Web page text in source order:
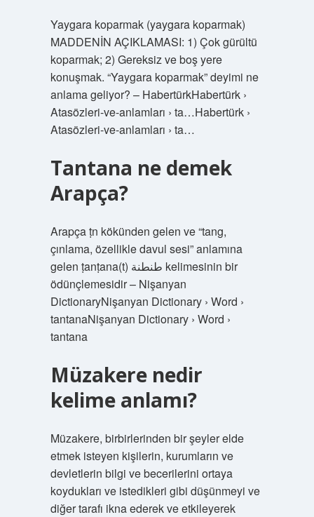
Yaygara koparmak (yaygara koparmak)
MADDENİN AÇIKLAMASI: 1) Çok gürültü
koparmak; 2) Gereksiz ve boş yere
konuşmak. “Yaygara koparmak” deyimi ne
anlama geliyor? – HabertürkHabertürk ›
Atasözleri-ve-anlamları › ta…Habertürk ›
Atasözleri-ve-anlamları › ta…
Tantana ne demek
Arapça?
Arapça ṭn kökünden gelen ve “tang,
çınlama, özellikle davul sesi” anlamına
gelen ṭanṭana(t) طنطنة kelimesinin bir
ödünçlemesidir – Nişanyan
DictionaryNişanyan Dictionary › Word ›
tantanaNişanyan Dictionary › Word ›
tantana
Müzakere nedir
kelime anlamı?
Müzakere, birbirlerinden bir şeyler elde
etmek isteyen kişilerin, kurumların ve
devletlerin bilgi ve becerilerini ortaya
koydukları ve istedikleri gibi düşünmeyi ve
diğer tarafı ikna ederek ve etkileyerek